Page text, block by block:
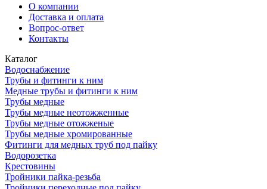
О компании
Доставка и оплата
Вопрос-ответ
Контакты
Каталог
Водоснабжение
Трубы и фитинги к ним
Медные трубы и фитинги к ним
Трубы медные
Трубы медные неотожженные
Трубы медные отожженые
Трубы медные хромированные
Фитинги для медных труб под пайку
Водорозетка
Крестовины
Тройники пайка-резьба